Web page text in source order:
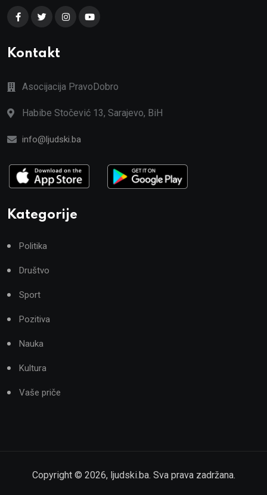
Kontakt
Asocijacija PravoDobro
Habibe Stočević 13, Sarajevo, BiH
info@ljudski.ba
Kategorije
Politika
Društvo
Sport
Pozitiva
Nauka
Kultura
Vaše priče
Copyright © 2026, ljudski.ba. Sva prava zadržana.